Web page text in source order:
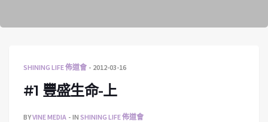
SHINING LIFE 佈道會 2012-03-16
#1 豐盛生命-上
BYVINE MEDIA IN SHINING LIFE 佈道會